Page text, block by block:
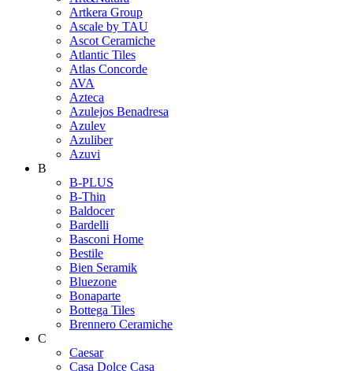
Artkera Group
Ascale by TAU
Ascot Ceramiche
Atlantic Tiles
Atlas Concorde
AVA
Azteca
Azulejos Benadresa
Azulev
Azuliber
Azuvi
B
B-PLUS
B-Thin
Baldocer
Bardelli
Basconi Home
Bestile
Bien Seramik
Bluezone
Bonaparte
Bottega Tiles
Brennero Ceramiche
C
Caesar
Casa Dolce Casa